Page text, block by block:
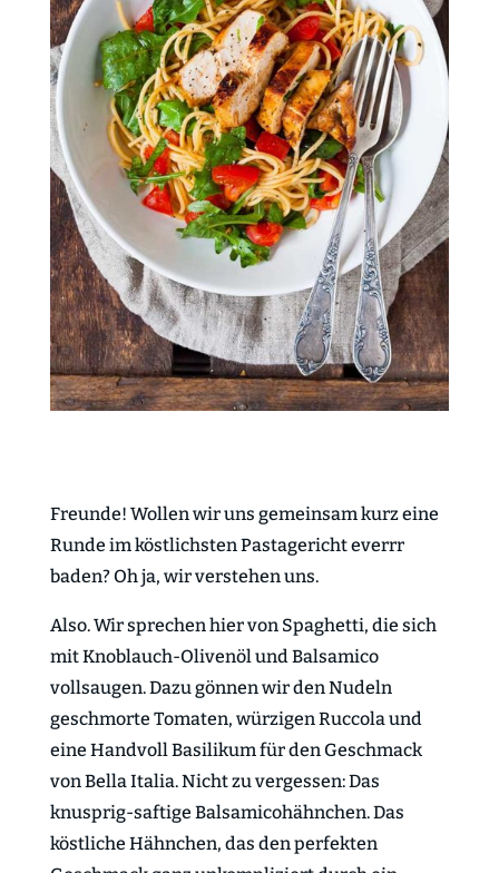
Freunde! Wollen wir uns gemeinsam kurz eine
Runde im köstlichsten Pastagericht everrr
baden? Oh ja, wir verstehen uns.
Also. Wir sprechen hier von Spaghetti, die sich
mit Knoblauch-Olivenöl und Balsamico
vollsaugen. Dazu gönnen wir den Nudeln
geschmorte Tomaten, würzigen Ruccola und
eine Handvoll Basilikum für den Geschmack
von Bella Italia. Nicht zu vergessen: Das
knusprig-saftige Balsamicohähnchen. Das
köstliche Hähnchen, das den perfekten